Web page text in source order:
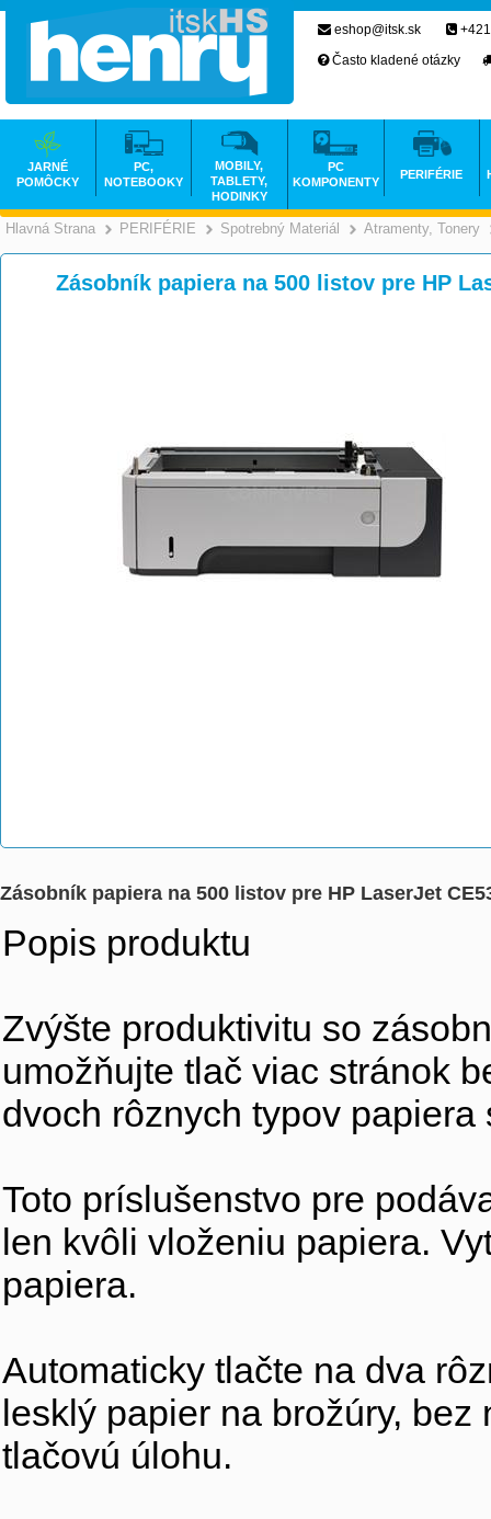
Hlavná Strana >
PERIFÉRIE >
Spotrebný Materiál >
Atramenty, Tonery
Zásobník papiera na 500 listov pre HP
Zásobník papiera na 500 listov pre HP LaserJet
Popis produktu
Zvýšte produktivitu so
umožňujte tlač viac stránok
dvoch rôznych typov papiera
Toto príslušenstvo pre
len kvôli vloženiu papiera.
papiera.
Automaticky tlačte na dva
lesklý papier na brožúry,
tlačovú úlohu.
eshop@itsk.sk
Často kladené otázky
JARNÉ
POMÔCKY
PC,
NOTEBOOKY
MOBILY,
TABLETY,
HODINKY
PC
KOMPONENTY
PERIFÉRIE